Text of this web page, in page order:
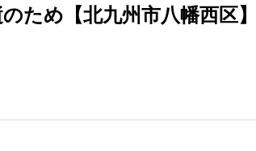
ため【北九州市八幡西区